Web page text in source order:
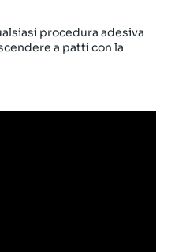
procedura adesiva
a patti con la